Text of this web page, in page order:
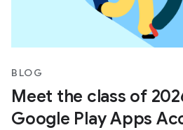
BLOG
Meet the class of
Google Play Apps